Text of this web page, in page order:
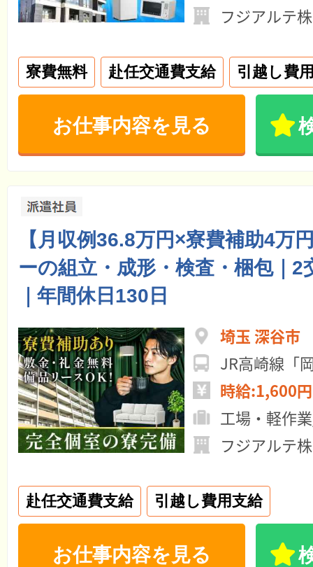
フジアルテ
寮費無料 赴任交通費支給 引越し費
お仕事内容を見る
【月収例36.8万円×寮費補助4万
ーの組立・成形・検査・梱包｜2
｜年間休日130日
埼玉 深谷市
JR高崎線「
時給:1,600
工場・軽作
フジアルテ
赴任交通費支給 引越し費用支給
お仕事内容を見る